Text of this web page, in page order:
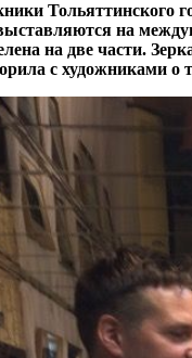
Тольяттинского
на
на две части.
с художниками о